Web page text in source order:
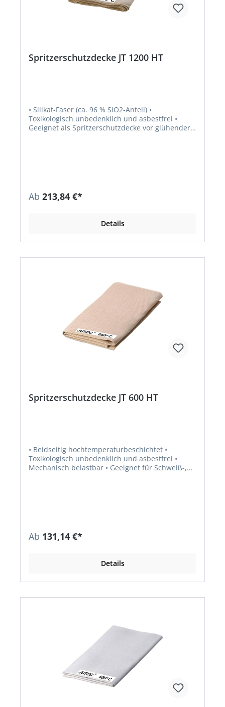
Spritzerschutzdecke JT 1200 HT
• Silikat-Faser (ca. 96 % SiO2-Anteil) •
Toxikologisch unbedenklich und asbestfrei •
Geeignet als Spritzerschutzdecke vor glühender
Ab 213,84 €*
Details
Spritzerschutzdecke JT 600 HT
• Beidseitig hochtemperaturbeschichtet •
Toxikologisch unbedenklich und asbestfrei •
Mechanisch belastbar • Geeignet für Schweiß-,
Ab 131,14 €*
Details